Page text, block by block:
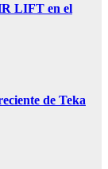
LIFT en el
de Teka